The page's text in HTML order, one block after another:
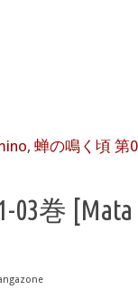
, 蝉の鳴く頃 第
巻 [Mata